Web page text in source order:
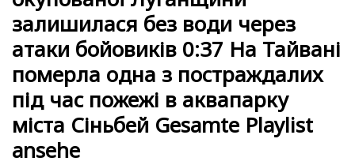
залишилася без води через
атаки бойовиків 0:37 На Тайвані
померла одна з постраждалих
під час пожежі в аквапарку
міста Сіньбей Gesamte Playlist
ansehe